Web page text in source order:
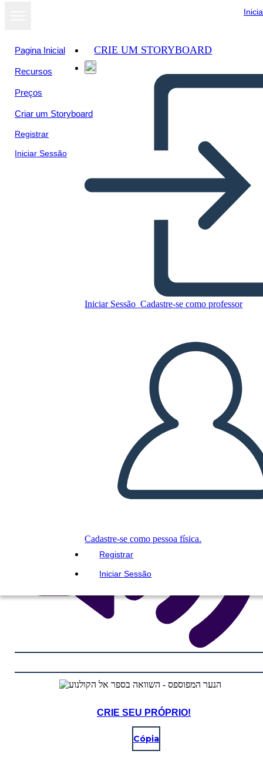
Pagina Inicial
Recursos
Preços
Criar um Storyboard
Registrar
Iniciar Sessão
CRIE UM STORYBOARD
Iniciar Sessão Cadastre-se como professor
Cadastre-se como pessoa física.
Registrar
Iniciar Sessão
הנער המפוספס - השוואה בספר
אל הקולנוע
CRIAR UM STORYBOARD
REPRODUZIR APRESENTAÇÃO DE SLIDES
LEIA PRA MIM
CRIE SEU PRÓPRIO!
Cópia